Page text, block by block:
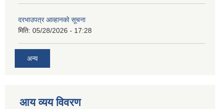
दरभाउपत्र आव्हानको सूचना
मिति: 05/28/2026 - 17:28
अन्य
आय व्यय विवरण